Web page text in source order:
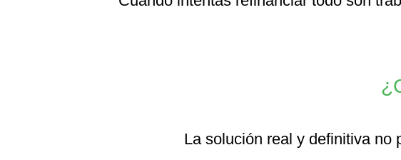
La solución real y definitiva no